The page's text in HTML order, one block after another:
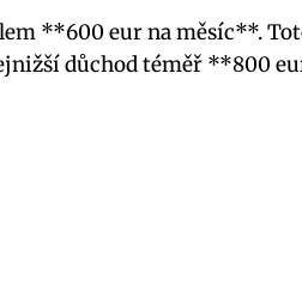
**600 eur na měsíc**.
důchod téměř **800